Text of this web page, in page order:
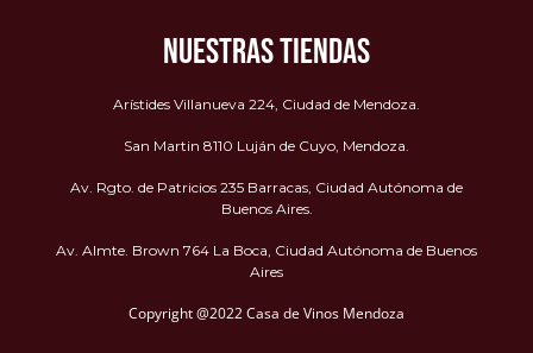
NUESTRAS TIENDAS
Arístides Villanueva 224, Ciudad de Mendoza.
San Martin 8110 Luján de Cuyo, Mendoza.
Av. Rgto. de Patricios 235 Barracas, Ciudad Autónoma de
Buenos Aires.
Av. Almte. Brown 764 La Boca, Ciudad Autónoma de Buenos
Aires
Copyright @2022 Casa de Vinos Mendoza